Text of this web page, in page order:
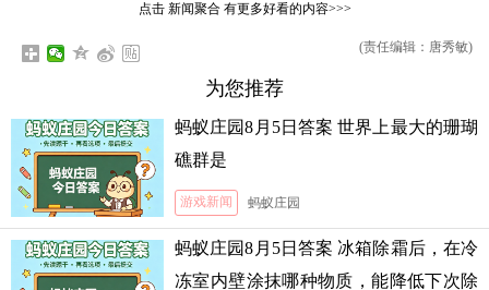
点击 新闻聚合有更多好看的内容>>>
(责任编辑：唐秀敏)
为您推荐
蚂蚁庄园8月5日答案 世界上最大的珊瑚
礁群是
游戏新闻 蚂蚁庄园
蚂蚁庄园8月5日答案 冰箱除霜后，在冷
冻室内壁涂抹哪种物质，能降低下次除